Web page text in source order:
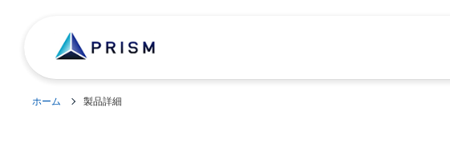
ホーム 製品詳細